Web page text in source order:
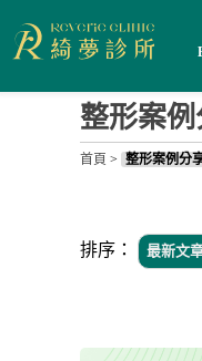
整形案
首頁 > 整形案例分
排序： 最新文